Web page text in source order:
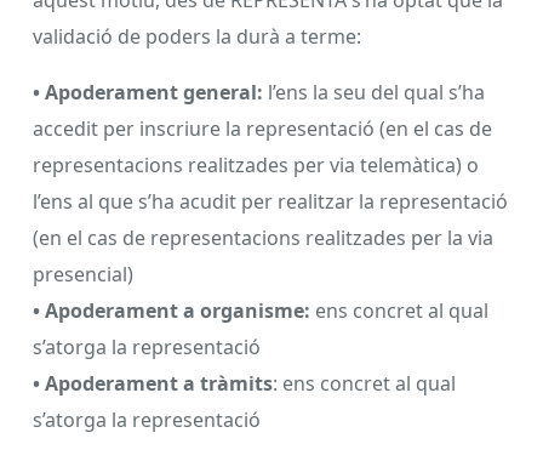
validació de poders la durà a terme:
• Apoderament general: l’ens la seu del qual s’ha
accedit per inscriure la representació (en el cas de
representacions realitzades per via telemàtica) o
l’ens al que s’ha acudit per realitzar la representació
(en el cas de representacions realitzades per la via
presencial)
• Apoderament a organisme: ens concret al qual
s’atorga la representació
• Apoderament a tràmits: ens concret al qual
s’atorga la representació